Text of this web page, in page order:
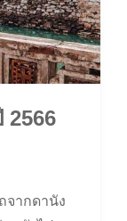
2566
จากดานัง